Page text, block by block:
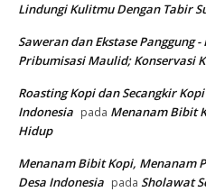
Lindungi Kulitmu Dengan Tabir
Saweran dan Ekstase Panggung
Pribumisasi Maulid; Konservasi
Roasting Kopi dan Secangkir
Indonesia pada Menanam Bibit
Hidup
Menanam Bibit Kopi, Menanam
Desa Indonesia pada Sholawat